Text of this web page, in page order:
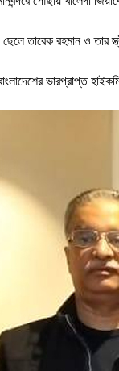
তারেক রহমান ও তার
ভারপ্রাপ্ত